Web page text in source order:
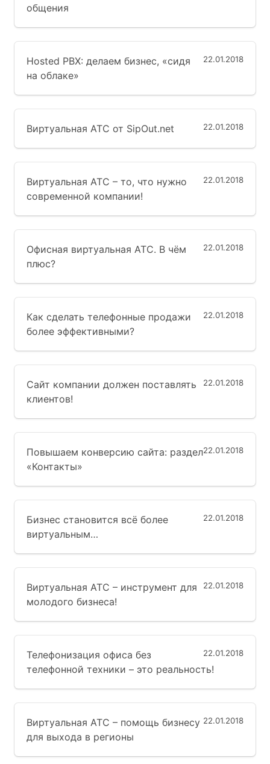
общения
22.01.2018
Hosted PBX: делаем бизнес, «сидя
на облаке»
22.01.2018
Виртуальная АТС от SipOut.net
22.01.2018
Виртуальная АТС – то, что нужно
современной компании!
22.01.2018
Офисная виртуальная АТС. В чём
плюс?
22.01.2018
Как сделать телефонные продажи
более эффективными?
22.01.2018
Сайт компании должен поставлять
клиентов!
22.01.2018
Повышаем конверсию сайта: раздел
«Контакты»
22.01.2018
Бизнес становится всё более
виртуальным…
22.01.2018
Виртуальная АТС – инструмент для
молодого бизнеса!
22.01.2018
Телефонизация офиса без
телефонной техники – это реальность!
22.01.2018
Виртуальная АТС – помощь бизнесу
для выхода в регионы